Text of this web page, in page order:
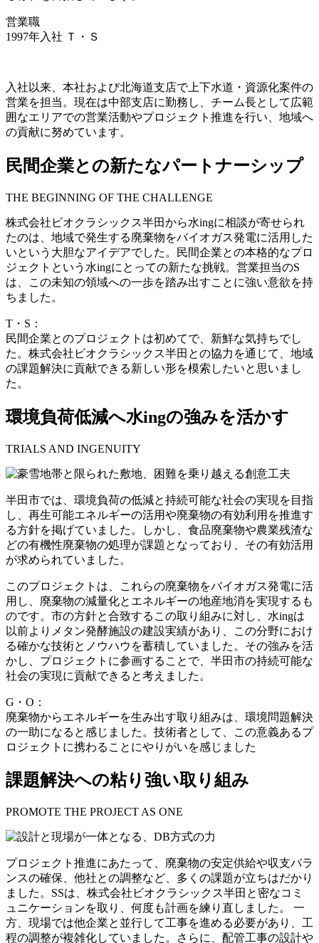
営業職
1997年入社 Ｔ・Ｓ
入社以来、本社および北海道支店で上下水道・資源化案件の
営業を担当。現在は中部支店に勤務し、チーム長として広範
囲なエリアでの営業活動やプロジェクト推進を行い、地域へ
の貢献に努めています。
民間企業との新たなパートナーシップ
THE BEGINNING OF THE CHALLENGE
株式会社ビオクラシックス半田から水ingに相談が寄せられ
たのは、地域で発生する廃棄物をバイオガス発電に活用した
いという大胆なアイデアでした。民間企業との本格的なプロ
ジェクトという水ingにとっての新たな挑戦。営業担当のS
は、この未知の領域への一歩を踏み出すことに強い意欲を持
ちました。
T・S：
民間企業とのプロジェクトは初めてで、新鮮な気持ちでし
た。株式会社ビオクラシックス半田との協力を通じて、地域
の課題解決に貢献できる新しい形を模索したいと思いまし
た。
環境負荷低減へ水ingの強みを活かす
TRIALS AND INGENUITY
半田市では、環境負荷の低減と持続可能な社会の実現を目指
し、再生可能エネルギーの活用や廃棄物の有効利用を推進す
る方針を掲げていました。しかし、食品廃棄物や農業残渣な
どの有機性廃棄物の処理が課題となっており、その有効活用
が求められていました。
このプロジェクトは、これらの廃棄物をバイオガス発電に活
用し、廃棄物の減量化とエネルギーの地産地消を実現するも
のです。市の方針と合致するこの取り組みに対し、水ingは
以前よりメタン発酵施設の建設実績があり、この分野におけ
る確かな技術とノウハウを蓄積していました。その強みを活
かし、プロジェクトに参画することで、半田市の持続可能な
社会の実現に貢献できると考えました。
G・O：
廃棄物からエネルギーを生み出す取り組みは、環境問題解決
の一助になると感じました。技術者として、この意義あるプ
ロジェクトに携わることにやりがいを感じました
課題解決への粘り強い取り組み
PROMOTE THE PROJECT AS ONE
プロジェクト推進にあたって、廃棄物の安定供給や収支バラ
ンスの確保、他社との調整など、多くの課題が立ちはだかり
ました。SSは、株式会社ビオクラシックス半田と密なコミ
ュニケーションを取り、何度も計画を練り直しました。 一
方、現場では他企業と並行して工事を進める必要があり、工
程の調整が複雑化していました。さらに、配管工事の設計や